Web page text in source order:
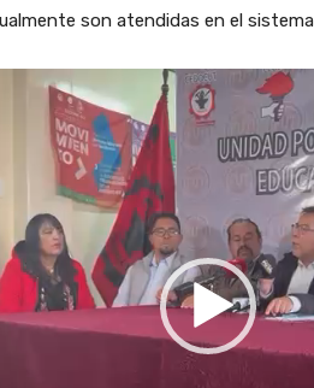
son atendidas en el